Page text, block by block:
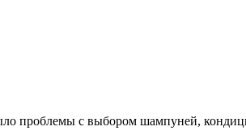
проблемы с выбором шампуней,